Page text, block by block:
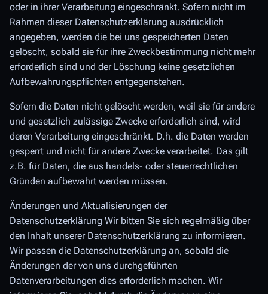
oder in ihrer Verarbeitung eingeschränkt. Sofern nicht im
Rahmen dieser Datenschutzerklärung ausdrücklich
angegeben, werden die bei uns gespeicherten Daten
gelöscht, sobald sie für ihre Zweckbestimmung nicht mehr
erforderlich sind und der Löschung keine gesetzlichen
Aufbewahrungspflichten entgegenstehen.
Sofern die Daten nicht gelöscht werden, weil sie für andere
und gesetzlich zulässige Zwecke erforderlich sind, wird
deren Verarbeitung eingeschränkt. D.h. die Daten werden
gesperrt und nicht für andere Zwecke verarbeitet. Das gilt
z.B. für Daten, die aus handels- oder steuerrechtlichen
Gründen aufbewahrt werden müssen.
Änderungen und Aktualisierungen der
Datenschutzerklärung Wir bitten Sie sich regelmäßig über
den Inhalt unserer Datenschutzerklärung zu informieren.
Wir passen die Datenschutzerklärung an, sobald die
Änderungen der von uns durchgeführten
Datenverarbeitungen dies erforderlich machen. Wir